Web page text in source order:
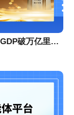
东信荣获“闪耀南山20强”，见证南山GDP破万亿里程碑！